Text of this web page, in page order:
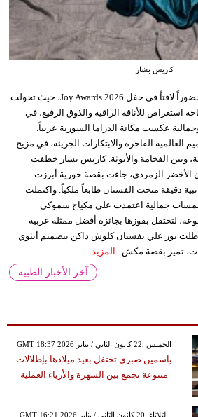
كاريس بشار
سجّلت النجمات السوريات حضوراً لافتاً في حفل Joy Awards 2026، حيث تحولت
استعراض للأناقة الراقية والذوق الرفيع، في
عكست مكانة الدراما السورية عربياً.
العالمية الفاخرة والابتكارات الجريئة، في مزيج
وبين الفخامة والأنوثة. كاريس بشار خطفت
الأخضر الزمردي، جاءت بقصة حورية أبرزت
دقيقة منحت الفستان طابعاً ملكياً. واكتملت
جمالية اعتمدت على مكياج سموكي
لتحتفل بفوزها بجائزة أفضل ممثلة عربية
أطلت نور علي بفستان كلوش داكن بتصميم أنثوي
تميز بقصة مكش... المزيد
آخر الأخبار الطبية
GMT 18:37 2026 الخميس ,22 كانون الثاني / يناير
ياسمين صبري تحتفل بعيد ميلادها بإطلالات
متنوعة تجمع بين السهرة والأزياء العملية
GMT 16:21 2026 الثلاثاء ,20 كانون الثاني / يناير